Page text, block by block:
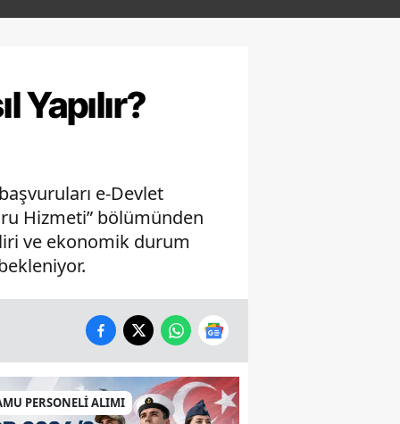
Yapılır?
e-Devlet
Hizmeti” bölümünden
ve ekonomik durum
PERSONELİ ALIMI